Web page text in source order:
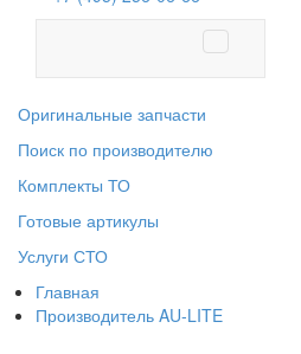
Оригинальные запчасти
Поиск по производителю
Комплекты ТО
Готовые артикулы
Услуги СТО
Главная
Производитель AU-LITE